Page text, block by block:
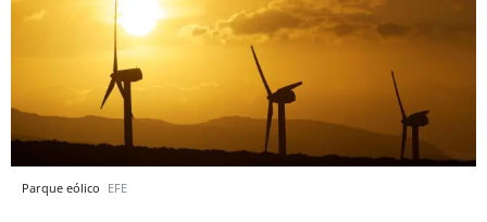
Parque eólico EFE